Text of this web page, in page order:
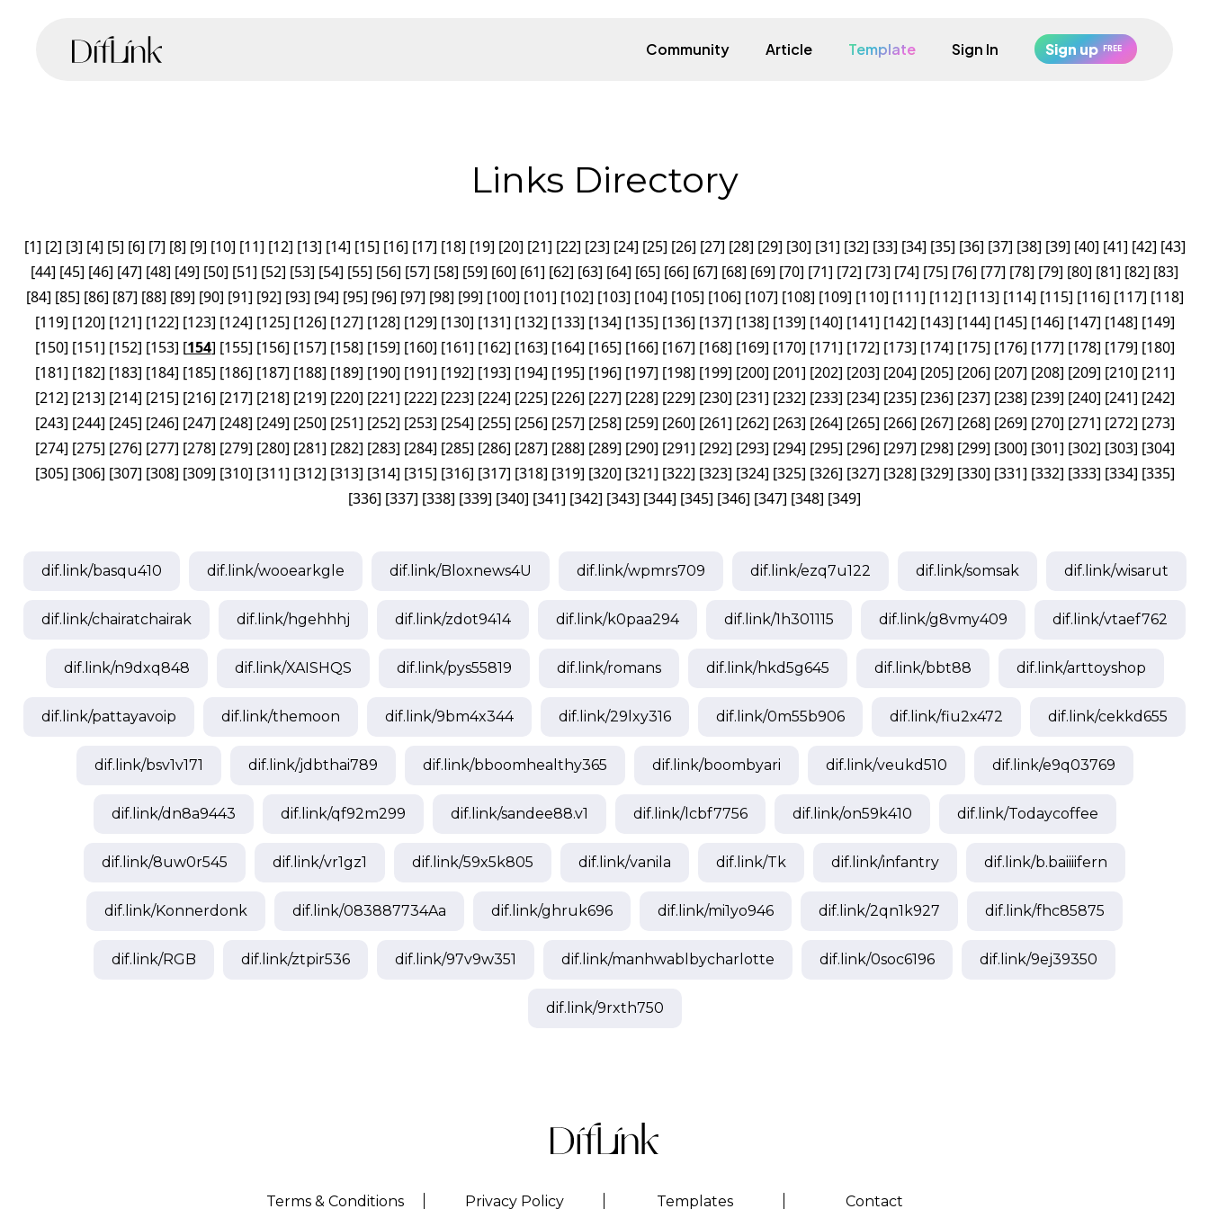
Community Article Template Sign In Sign up FREE
Links Directory
[1] [2] [3] [4] [5] [6] [7] [8] [9] [10] [11] [12] [13] [14] [15] [16] [17] [18] [19] [20] [21] [22] [23] [24] [25] [26] [27] [28] [29] [30] [31] [32] [33] [34] [35] [36] [37] [38] [39] [40] [41] [42] [43]
[44] [45] [46] [47] [48] [49] [50] [51] [52] [53] [54] [55] [56] [57] [58] [59] [60] [61] [62] [63] [64] [65] [66] [67] [68] [69] [70] [71] [72] [73] [74] [75] [76] [77] [78] [79] [80] [81] [82] [83]
[84] [85] [86] [87] [88] [89] [90] [91] [92] [93] [94] [95] [96] [97] [98] [99] [100] [101] [102] [103] [104] [105] [106] [107] [108] [109] [110] [111] [112] [113] [114] [115] [116] [117] [118]
[119] [120] [121] [122] [123] [124] [125] [126] [127] [128] [129] [130] [131] [132] [133] [134] [135] [136] [137] [138] [139] [140] [141] [142] [143] [144] [145] [146] [147] [148] [149]
[150] [151] [152] [153] [154] [155] [156] [157] [158] [159] [160] [161] [162] [163] [164] [165] [166] [167] [168] [169] [170] [171] [172] [173] [174] [175] [176] [177] [178] [179] [180]
[181] [182] [183] [184] [185] [186] [187] [188] [189] [190] [191] [192] [193] [194] [195] [196] [197] [198] [199] [200] [201] [202] [203] [204] [205] [206] [207] [208] [209] [210] [211]
[212] [213] [214] [215] [216] [217] [218] [219] [220] [221] [222] [223] [224] [225] [226] [227] [228] [229] [230] [231] [232] [233] [234] [235] [236] [237] [238] [239] [240] [241] [242]
[243] [244] [245] [246] [247] [248] [249] [250] [251] [252] [253] [254] [255] [256] [257] [258] [259] [260] [261] [262] [263] [264] [265] [266] [267] [268] [269] [270] [271] [272] [273]
[274] [275] [276] [277] [278] [279] [280] [281] [282] [283] [284] [285] [286] [287] [288] [289] [290] [291] [292] [293] [294] [295] [296] [297] [298] [299] [300] [301] [302] [303] [304]
[305] [306] [307] [308] [309] [310] [311] [312] [313] [314] [315] [316] [317] [318] [319] [320] [321] [322] [323] [324] [325] [326] [327] [328] [329] [330] [331] [332] [333] [334] [335]
[336] [337] [338] [339] [340] [341] [342] [343] [344] [345] [346] [347] [348] [349]
dif.link/basqu410 dif.link/wooearkgle dif.link/Bloxnews4U dif.link/wpmrs709 dif.link/ezq7u122 dif.link/somsak dif.link/wisarut
dif.link/chairatchairak dif.link/hgehhhj dif.link/zdot9414 dif.link/k0paa294 dif.link/1h301115 dif.link/g8vmy409 dif.link/vtaef762
dif.link/n9dxq848 dif.link/XAISHQS dif.link/pys55819 dif.link/romans dif.link/hkd5g645 dif.link/bbt88 dif.link/arttoyshop
dif.link/pattayavoip dif.link/themoon dif.link/9bm4x344 dif.link/29lxy316 dif.link/0m55b906 dif.link/fiu2x472 dif.link/cekkd655
dif.link/bsv1v171 dif.link/jdbthai789 dif.link/bboomhealthy365 dif.link/boombyari dif.link/veukd510 dif.link/e9q03769
dif.link/dn8a9443 dif.link/qf92m299 dif.link/sandee88.v1 dif.link/lcbf7756 dif.link/on59k410 dif.link/Todaycoffee
dif.link/8uw0r545 dif.link/vr1gz1 dif.link/59x5k805 dif.link/vanila dif.link/Tk dif.link/infantry dif.link/b.baiiiifern
dif.link/Konnerdonk dif.link/083887734Aa dif.link/ghruk696 dif.link/mi1yo946 dif.link/2qn1k927 dif.link/fhc85875
dif.link/RGB dif.link/ztpir536 dif.link/97v9w351 dif.link/manhwablbycharlotte dif.link/0soc6196 dif.link/9ej39350
dif.link/9rxth750
Terms & Conditions Privacy Policy Templates Contact